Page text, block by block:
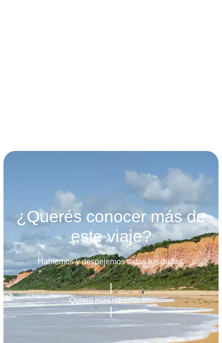
¿Querés conocer más de
este viaje?
Hablemos y despejemos todas tus dudas.
Quiero más información